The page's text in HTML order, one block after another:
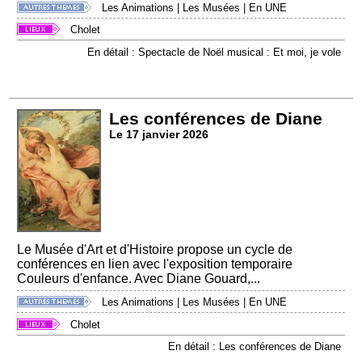
Les Animations | Les Musées | En UNE
Cholet
En détail : Spectacle de Noël musical : Et moi, je vole
Les conférences de Diane
Le 17 janvier 2026
Le Musée d'Art et d'Histoire propose un cycle de
conférences en lien avec l'exposition temporaire
Couleurs d'enfance. Avec Diane Gouard,...
Les Animations Les Musées
En UNE
Cholet
En détail : Les conférences de Diane